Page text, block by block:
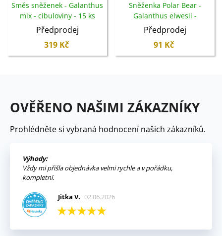
Směs sněženek - Galanthus
mix - cibuloviny - 15 ks
Předprodej
319 Kč
Sněženka Polar Bear -
Galanthus elwesii -
cibuloviny - 3 ks
Předprodej
91 Kč
OVĚŘENO NAŠIMI ZÁKAZNÍKY
Prohlédněte si vybraná hodnocení našich zákazníků.
Výhody:
Vždy mi přišla objednávka velmi rychle a v pořádku,
kompletní.
Jitka V. 02.06.2026